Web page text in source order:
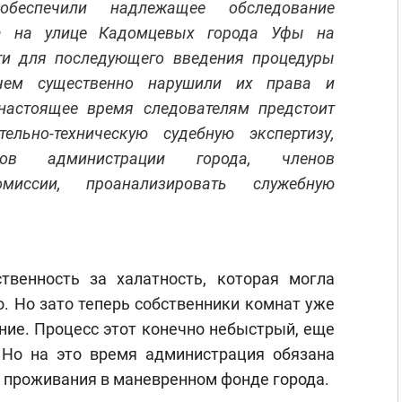
надлежащее обследование
на улице Кадомцевых города Уфы на
для последующего введения процедуры
существенно нарушили их права и
время следователям предстоит
техническую судебную экспертизу,
администрации города, членов
проанализировать служебную
за халатность, которая могла
Но зато теперь собственники комнат уже
Процесс этот конечно небыстрый, еще
на это время администрация обязана
в маневренном фонде города.